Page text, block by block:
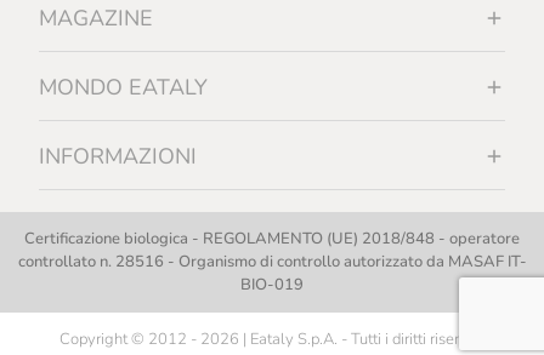
MAGAZINE
MONDO EATALY
INFORMAZIONI
Certificazione biologica - REGOLAMENTO (UE) 2018/848 - operatore
controllato n. 28516 - Organismo di controllo autorizzato da MASAF IT-
BIO-019
Copyright © 2012 - 2026 | Eataly S.p.A. - Tutti i diritti riservati